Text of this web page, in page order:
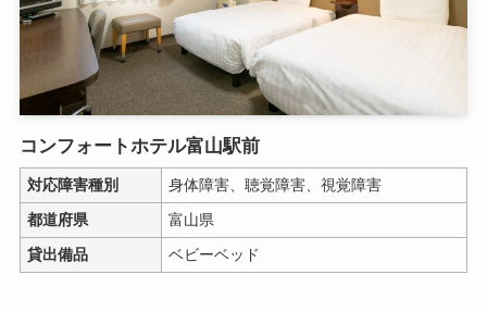
コンフォートホテル富山駅前
対応障害種別
身体障害、聴覚障害、視覚障害
都道府県
富山県
貸出備品
ベビーベッド